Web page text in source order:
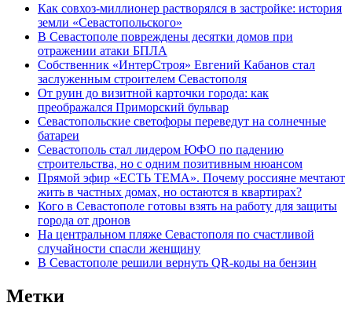
Как совхоз-миллионер растворялся в застройке: история
земли «Севастопольского»
В Севастополе повреждены десятки домов при
отражении атаки БПЛА
Собственник «ИнтерСтроя» Евгений Кабанов стал
заслуженным строителем Севастополя
От руин до визитной карточки города: как
преображался Приморский бульвар
Севастопольские светофоры переведут на солнечные
батареи
Севастополь стал лидером ЮФО по падению
строительства, но с одним позитивным нюансом
Прямой эфир «ЕСТЬ ТЕМА». Почему россияне мечтают
жить в частных домах, но остаются в квартирах?
Кого в Севастополе готовы взять на работу для защиты
города от дронов
На центральном пляже Севастополя по счастливой
случайности спасли женщину
В Севастополе решили вернуть QR-коды на бензин
Метки